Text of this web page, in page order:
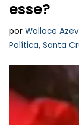
esse?
por Wallace
Política, Santa